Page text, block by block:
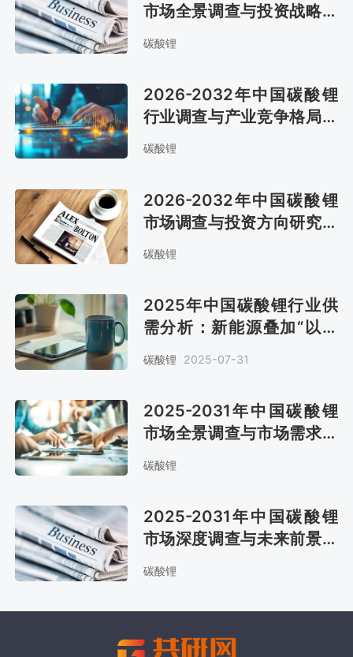
市场全景调查与投资战略研
究报告
碳酸锂
2026-2032年中国碳酸锂
行业调查与产业竞争格局报
告
碳酸锂
2026-2032年中国碳酸锂
市场调查与投资方向研究报
告
碳酸锂
2025年中国碳酸锂行业供
需分析：新能源叠加“以旧
换新”补贴，市场规模将达
99.28万吨[图]
碳酸锂 2025-07-31
2025-2031年中国碳酸锂
市场全景调查与市场需求预
测报告
碳酸锂
2025-2031年中国碳酸锂
市场深度调查与未来前景预
碳酸锂